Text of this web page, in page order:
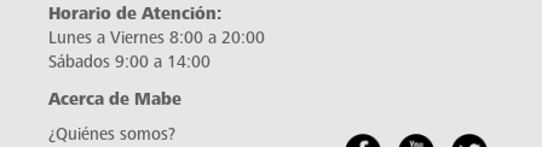
Horario de Atención:
Lunes a Viernes 8:00 a 20:00
Sábados 9:00 a 14:00
Acerca de Mabe
¿Quiénes somos?